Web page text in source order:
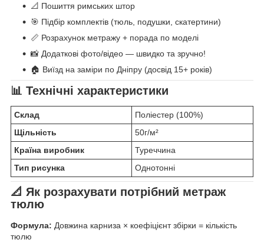
📐 Пошиття римських штор
🎯 Підбір комплектів (тюль, подушки, скатертини)
📏 Розрахунок метражу + порада по моделі
📸 Додаткові фото/відео — швидко та зручно!
🏠 Виїзд на заміри по Дніпру (досвід 15+ років)
📊 Технічні характеристики
Склад
Поліестер (100%)
Щільність
50г/м²
Країна виробник
Туреччина
Тип рисунка
Однотонні
📐 Як розрахувати потрібний метраж
тюлю
Формула: Довжина карниза × коефіцієнт збірки = кількість
тюлю